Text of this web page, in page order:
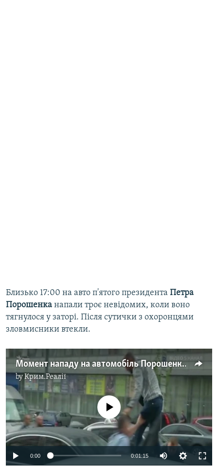
Близько 17:00 на авто п'ятого президента Петра
Порошенка напали троє невідомих, коли воно
тягнулося у заторі. Після сутички з охоронцями
зловмисники втекли.
Момент нападу на автомобіль Порошенка – відео
byКрим.Реалії
No media source currently available
0:00 0:01:15